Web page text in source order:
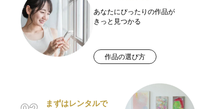
あなたにぴったりの作品が
きっと見つかる
作品の選び方
まずはレンタルで